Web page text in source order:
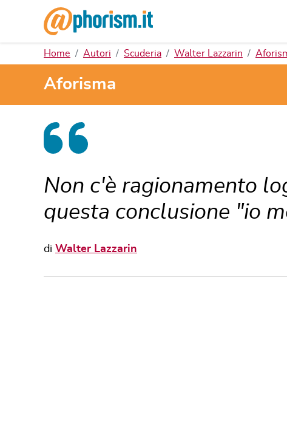
Home Autori Scuderia Walter Lazzarin
Aforisma
Non c'è ragionamento
questa conclusione "io
di Walter Lazzarin